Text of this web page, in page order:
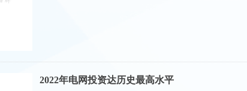
2022年电网投资达历史最高水平